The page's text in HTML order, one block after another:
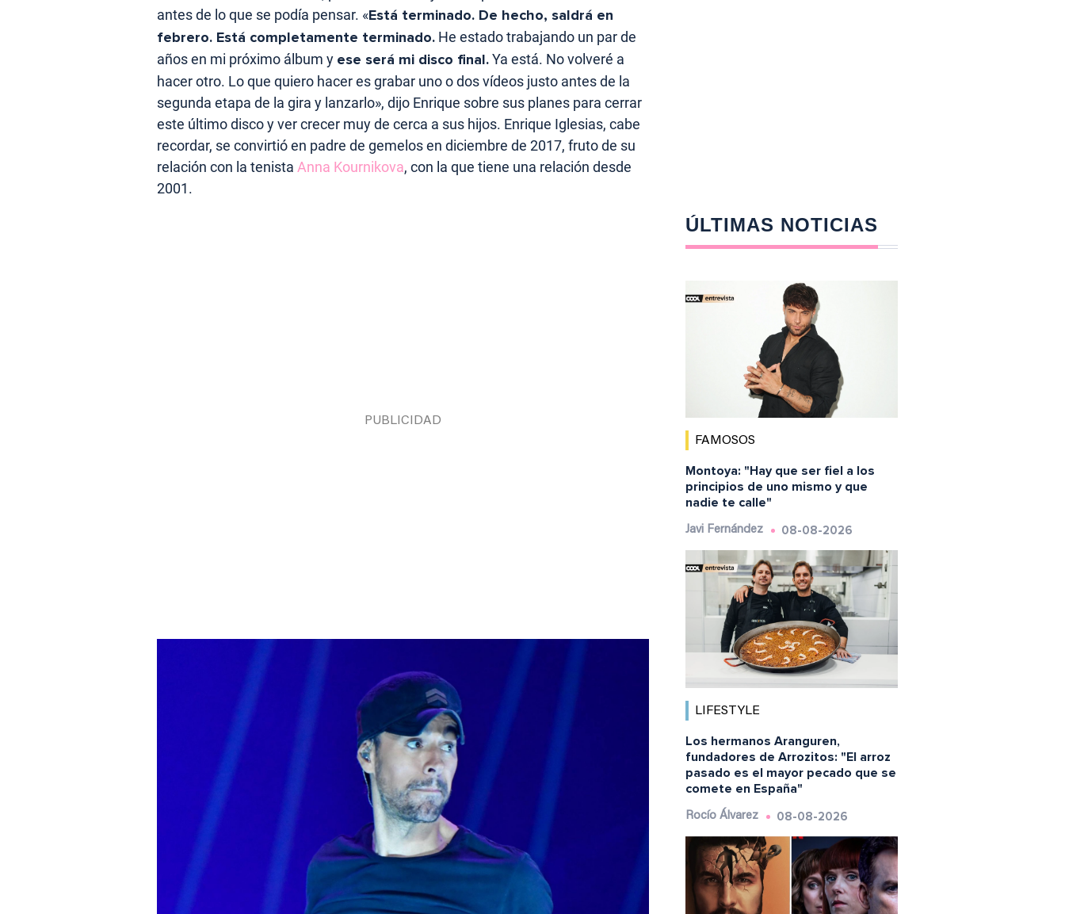
antes de lo que se podía pensar. «Está terminado. De hecho, saldrá en
febrero. Está completamente terminado. He estado trabajando un par de
años en mi próximo álbum y ese será mi disco final.Ya está. No volveré a
hacer otro. Lo que quiero hacer es grabar uno o dos vídeos justo antes de la
segunda etapa de la gira y lanzarlo», dijo Enrique sobre sus planes para cerrar
este último disco y ver crecer muy de cerca a sus hijos. Enrique Iglesias, cabe
recordar, se convirtió en padre de gemelos en diciembre de 2017, fruto de su
relación con la tenista Anna Kournikova, con la que tiene una relación desde
2001.
ÚLTIMAS NOTICIAS
FAMOSOS
Montoya: "Hay que ser fiel a los
principios de uno mismo y que
nadie te calle"
Javi Fernández 08-08-2026
LIFESTYLE
Los hermanos Aranguren,
fundadores de Arrozitos: "El arroz
pasado es el mayor pecado que se
comete en España"
Rocío Álvarez 08-08-2026